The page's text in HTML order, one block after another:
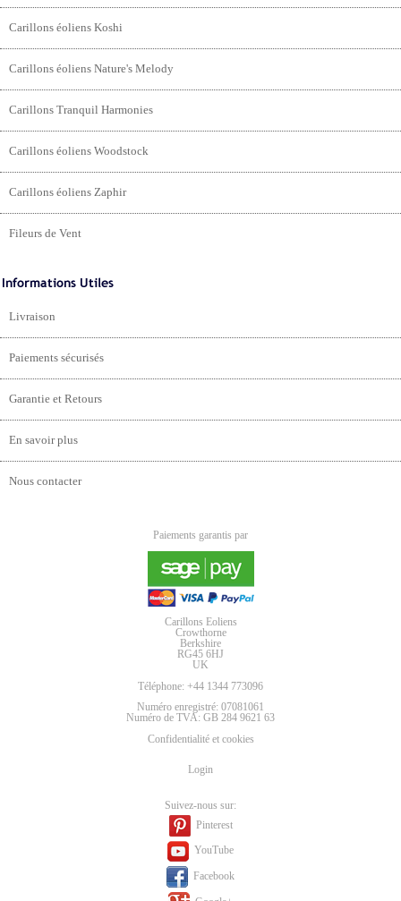
Carillons éoliens Koshi
Carillons éoliens Nature's Melody
Carillons Tranquil Harmonies
Carillons éoliens Woodstock
Carillons éoliens Zaphir
Fileurs de Vent
Livraison
Paiements sécurisés
Garantie et Retours
En savoir plus
Nous contacter
Paiements garantis par
Carillons Eoliens
Crowthorne
Berkshire
RG45 6HJ
UK
Téléphone: +44 1344 773096
Numéro enregistré: 07081061
Numéro de TVA: GB 284 9621 63
Confidentialité et cookies
Login
Suivez-nous sur:
Pinterest
YouTube
Facebook